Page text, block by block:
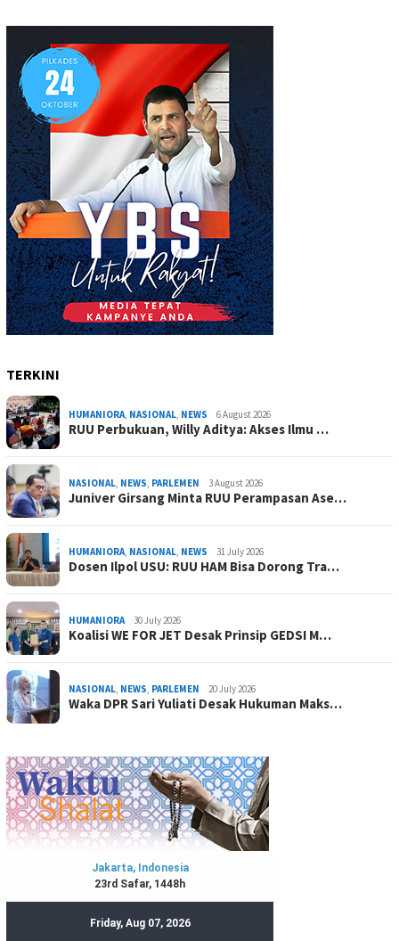
TERKINI
HUMANIORA NASIONAL NEWS 6 August 2026
RUU Perbukuan, Willy Aditya: Akses Ilmu …
NASIONAL NEWS PARLEMEN 3 August 2026
Juniver Girsang Minta RUU Perampasan Ase…
HUMANIORA NASIONAL NEWS 31 July 2026
Dosen Ilpol USU: RUU HAM Bisa Dorong Tra…
HUMANIORA 30 July 2026
Koalisi WE FOR JET Desak Prinsip GEDSI M…
NASIONAL NEWS PARLEMEN 20 July 2026
Waka DPR Sari Yuliati Desak Hukuman Maks…